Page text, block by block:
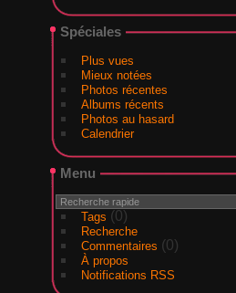
Spéciales
Plus vues
Mieux notées
Photos récentes
Albums récents
Photos au hasard
Calendrier
Menu
Tags (0)
Recherche
Commentaires (0)
À propos
Notifications RSS